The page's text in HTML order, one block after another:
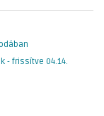
- frissítve 04.14.